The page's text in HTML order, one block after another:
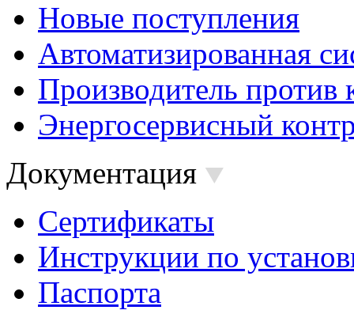
Новые поступления
Автоматизированная
Производитель против
Энергосервисный
Документация
Сертификаты
Инструкции по
Паспорта